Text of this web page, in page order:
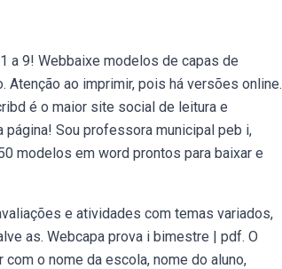
a 9! Webbaixe modelos de capas de
ao imprimir, pois há versões online.
é o maior site social de leitura e
página! Sou professora municipal peb i,
modelos em word prontos para baixar e
e atividades com temas variados,
as. Webcapa prova i bimestre | pdf. O
o nome da escola, nome do aluno,